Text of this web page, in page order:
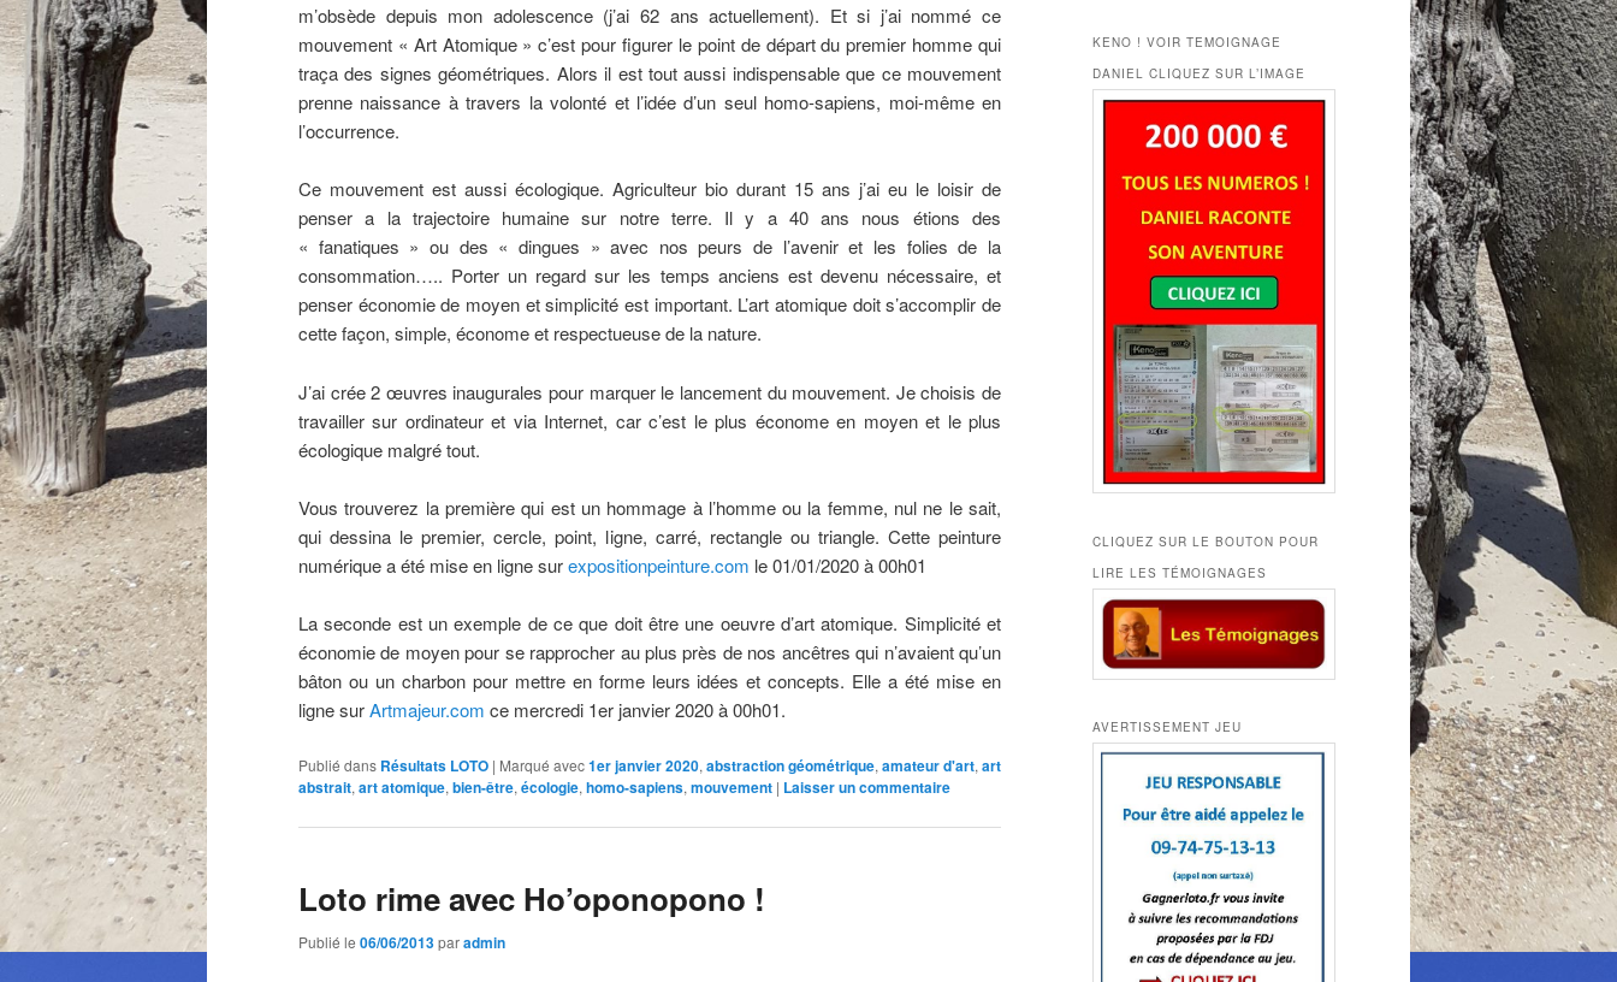
m’obsède depuis mon adolescence (j’ai 62 ans actuellement). Et si j’ai nommé ce
mouvement « Art Atomique » c’est pour figurer le point de départ du premier homme qui
traça des signes géométriques. Alors il est tout aussi indispensable que ce mouvement
prenne naissance à travers la volonté et l’idée d’un seul homo-sapiens, moi-même en
l’occurrence.
Ce mouvement est aussi écologique. Agriculteur bio durant 15 ans j’ai eu le loisir de
penser a la trajectoire humaine sur notre terre. Il y a 40 ans nous étions des
« fanatiques » ou des « dingues » avec nos peurs de l’avenir et les folies de la
consommation….. Porter un regard sur les temps anciens est devenu nécessaire, et
penser économie de moyen et simplicité est important. L’art atomique doit s’accomplir de
cette façon, simple, économe et respectueuse de la nature.
J’ai crée 2 œuvres inaugurales pour marquer le lancement du mouvement. Je choisis de
travailler sur ordinateur et via Internet, car c’est le plus économe en moyen et le plus
écologique malgré tout.
Vous trouverez la première qui est un hommage à l’homme ou la femme, nul ne le sait,
qui dessina le premier, cercle, point, ligne, carré, rectangle ou triangle. Cette peinture
numérique a été mise en ligne surexpositionpeinture.com le 01/01/2020 à 00h01
La seconde est un exemple de ce que doit être une oeuvre d’art atomique. Simplicité et
économie de moyen pour se rapprocher au plus près de nos ancêtres qui n’avaient qu’un
bâton ou un charbon pour mettre en forme leurs idées et concepts. Elle a été mise en
ligne surArtmajeur.com ce mercredi 1er janvier 2020 à 00h01.
Publié dans Résultats LOTO | Marqué avec1er janvier 2020, abstraction géométrique, amateur d'art, art
abstrait, art atomique, bien-être, écologie, homo-sapiens, mouvement | Laisser un commentaire
Loto rime avec Ho’oponopono !
Publié le 06/06/2013paradmin
KENO ! VOIR TEMOIGNAGE
DANIEL CLIQUEZ SUR L’IMAGE
CLIQUEZ SUR LE BOUTON POUR
LIRE LES TÉMOIGNAGES
AVERTISSEMENT JEU